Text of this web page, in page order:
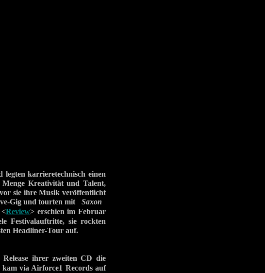
karrieretechnisch einen
Kreativität und Talent,
sie ihre Musik veröffentlicht
Gig und tourten mit Saxon
Review> erschien im Februar
Festivalauftritte, sie rockten
Headliner-Tour auf.
ihrer zweiten CD die
via Airforce1 Records auf